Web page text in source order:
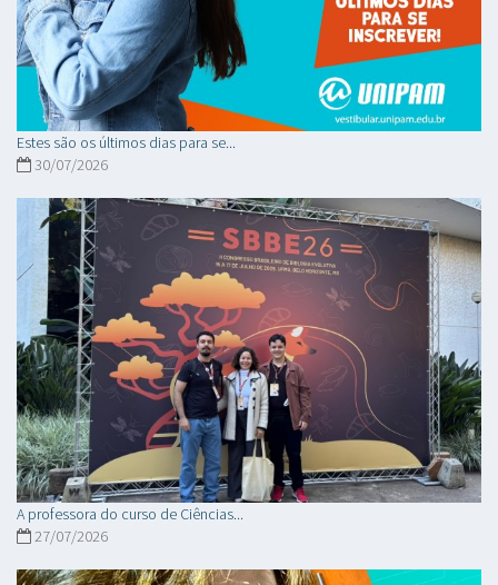
Estes são os últimos dias para se...
30/07/2026
A professora do curso de Ciências...
27/07/2026